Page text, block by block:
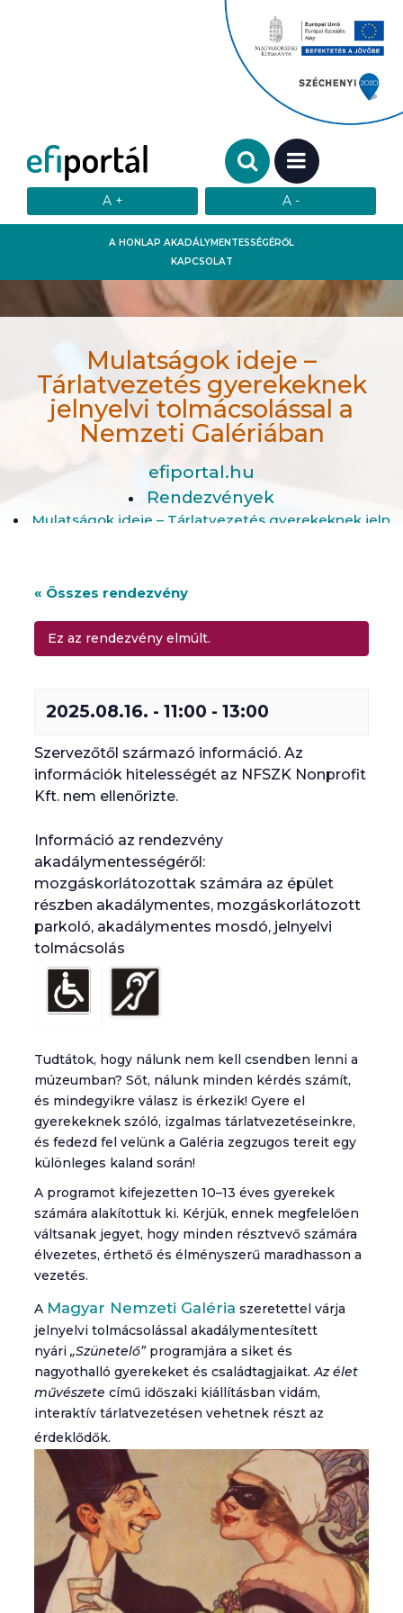
A HONLAP AKADÁLYMENTESSÉGÉRŐL
KAPCSOLAT
Keresendő szó:
MENÜ
Mulatságok ideje –
Tárlatvezetés gyerekeknek
jelnyelvi tolmácsolással a
Nemzeti Galériában
efiportal.hu
Rendezvények
Mulatságok ideje – Tárlatvezetés gyerekeknek
« Összes rendezvény
Ez az rendezvény elmúlt.
2025.08.16. - 11:00 - 13:00
Szervezőtől származó információ. Az
információk hitelességét az NFSZK Nonprofit
Kft. nem ellenőrizte.
Információ az rendezvény
akadálymentességéről:
mozgáskorlátozottak számára az épület
részben akadálymentes, mozgáskorlátozott
parkoló, akadálymentes mosdó, jelnyelvi
tolmácsolás
Tudtátok, hogy nálunk nem kell csendben lenni a
múzeumban? Sőt, nálunk minden kérdés számít,
és mindegyikre válasz is érkezik! Gyere el
gyerekeknek szóló, izgalmas tárlatvezetéseinkre,
és fedezd fel velünk a Galéria zegzugos tereit egy
különleges kaland során!
A programot kifejezetten 10–13 éves gyerekek
számára alakítottuk ki. Kérjük, ennek megfelelően
váltsanak jegyet, hogy minden résztvevő számára
élvezetes, érthető és élményszerű maradhasson a
vezetés.
A Magyar Nemzeti Galéria szeretettel várja
jelnyelvi tolmácsolással akadálymentesített
nyári „Szünetelő”programjára a siket és
nagyothalló gyerekeket és családtagjaikat.Az élet
művészete című időszaki kiállításban vidám,
interaktív tárlatvezetésen vehetnek részt az
érdeklődők.